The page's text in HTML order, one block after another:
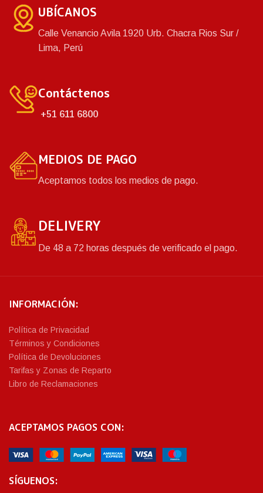
UBÍCANOS
Calle Venancio Avila 1920 Urb. Chacra Rios Sur /
Lima, Perú
Contáctenos
+51 611 6800
MEDIOS DE PAGO
Aceptamos todos los medios de pago.
DELIVERY
De 48 a 72 horas después de verificado el pago.
INFORMACIÓN:
Política de Privacidad
Términos y Condiciones
Política de Devoluciones
Tarifas y Zonas de Reparto
Libro de Reclamaciones
ACEPTAMOS PAGOS CON:
SÍGUENOS: